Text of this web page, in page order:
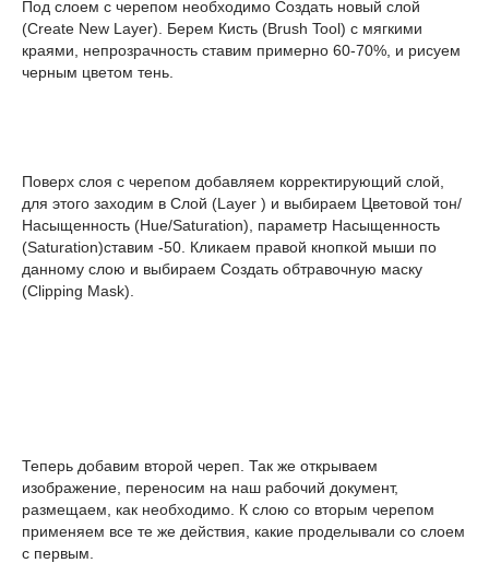
Под слоем с черепом необходимо Создать новый слой
(Create New Layer). Берем Кисть (Brush Tool) с мягкими
краями, непрозрачность ставим примерно 60-70%, и рисуем
черным цветом тень.
Поверх слоя с черепом добавляем корректирующий слой,
для этого заходим в Слой (Layer ) и выбираем Цветовой тон/
Насыщенность (Hue/Saturation), параметр Насыщенность
(Saturation)ставим -50. Кликаем правой кнопкой мыши по
данному слою и выбираем Создать обтравочную маску
(Clipping Mask).
Теперь добавим второй череп. Так же открываем
изображение, переносим на наш рабочий документ,
размещаем, как необходимо. К слою со вторым черепом
применяем все те же действия, какие проделывали со слоем
с первым.